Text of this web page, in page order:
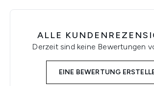
ALLE
Derzeit sind keine Bewertungen
EINE BEWERTUNG